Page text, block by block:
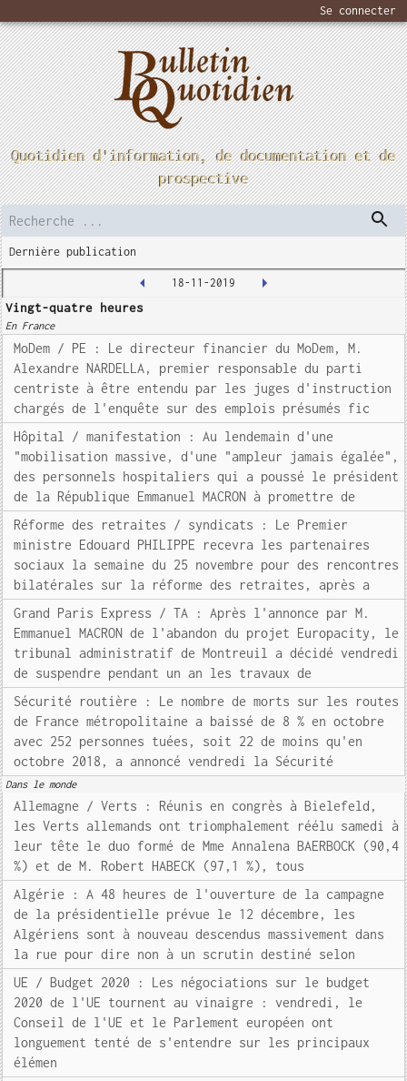
Se connecter
Quotidien d'information, de documentation et de
prospective
Dernière publication
18-11-2019
Vingt-quatre heures
En France
MoDem / PE : Le directeur financier du MoDem, M.
Alexandre NARDELLA, premier responsable du parti
centriste à être entendu par les juges d'instruction
chargés de l'enquête sur des emplois présumés fic
Hôpital / manifestation : Au lendemain d'une
"mobilisation massive, d'une "ampleur jamais égalée",
des personnels hospitaliers qui a poussé le président
de la République Emmanuel MACRON à promettre de
Réforme des retraites / syndicats : Le Premier
ministre Edouard PHILIPPE recevra les partenaires
sociaux la semaine du 25 novembre pour des rencontres
bilatérales sur la réforme des retraites, après a
Grand Paris Express / TA : Après l'annonce par M.
Emmanuel MACRON de l'abandon du projet Europacity, le
tribunal administratif de Montreuil a décidé vendredi
de suspendre pendant un an les travaux de
Sécurité routière : Le nombre de morts sur les routes
de France métropolitaine a baissé de 8 % en octobre
avec 252 personnes tuées, soit 22 de moins qu'en
octobre 2018, a annoncé vendredi la Sécurité
Dans le monde
Allemagne / Verts : Réunis en congrès à Bielefeld,
les Verts allemands ont triomphalement réélu samedi à
leur tête le duo formé de Mme Annalena BAERBOCK (90,4
%) et de M. Robert HABECK (97,1 %), tous
Algérie : A 48 heures de l'ouverture de la campagne
de la présidentielle prévue le 12 décembre, les
Algériens sont à nouveau descendus massivement dans
la rue pour dire non à un scrutin destiné selon
UE / Budget 2020 : Les négociations sur le budget
2020 de l'UE tournent au vinaigre : vendredi, le
Conseil de l'UE et le Parlement européen ont
longuement tenté de s'entendre sur les principaux
élémen